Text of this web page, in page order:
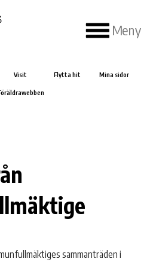
Meny
Visit Flytta hit Mina sidor
sammanträden i